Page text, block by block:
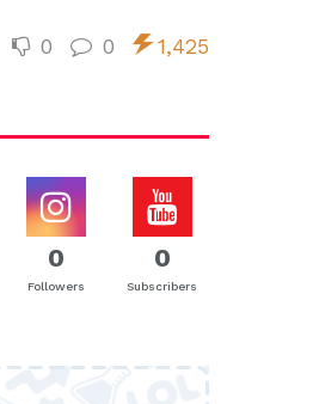
0 0 1,425
0
Followers
0
Subscribers